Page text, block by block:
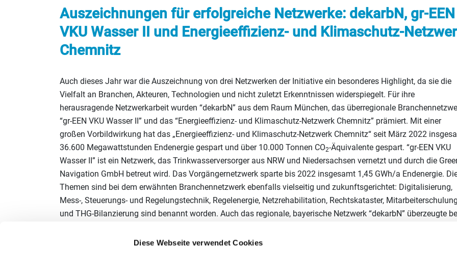
Diese Webseite verwendet Cookies
Auszeichnungen für erfolgreiche Netzwerke: dekarbN, gr-EEN
VKU Wasser II und Energieeffizienz- und Klimaschutz-
Chemnitz
Auch dieses Jahr war die Auszeichnung von drei Netzwerken der Initiative ein besonderes Highlight, da sie die
Vielfalt an Branchen, Akteuren, Technologien und nicht zuletzt Erkenntnissen widerspiegelt. Für ihre
herausragende Netzwerkarbeit wurden “dekarbN” aus dem Raum München, das überregionale
“gr-EEN VKU Wasser II” und das “Energieeffizienz- und Klimaschutz-Netzwerk Chemnitz” prämiert. Mit einer
großen Vorbildwirkung hat das „Energieeffizienz- und Klimaschutz-Netzwerk Chemnitz“ seit März 2022
36.600 Megawattstunden Endenergie gespart und über 10.000 Tonnen CO2-Äquivalente gespart. “gr-EEN VKU
Wasser II” ist ein Netzwerk, das Trinkwasserversorger aus NRW und Niedersachsen vernetzt und durch die
Navigation GmbH betreut wird. Das Vorgängernetzwerk sparte bis 2022 insgesamt 1,45 GWh/a Endenergie.
Themen sind bei dem erwähnten Branchennetzwerk ebenfalls vielseitig und zukunftsgerichtet: Digitalisierung,
Mess-, Steuerungs- und Regelungstechnik, Regelenergie, Netzrehabilitation, Rechtskataster,
und THG-Bilanzierung sind benannt worden. Auch das regionale, bayerische Netzwerk “dekarbN” überzeugte
Energiewirtschaft mbH in die Netzwerkwelt hinein und dem Ausbau von methodischen Kernkompetenzen. Mit